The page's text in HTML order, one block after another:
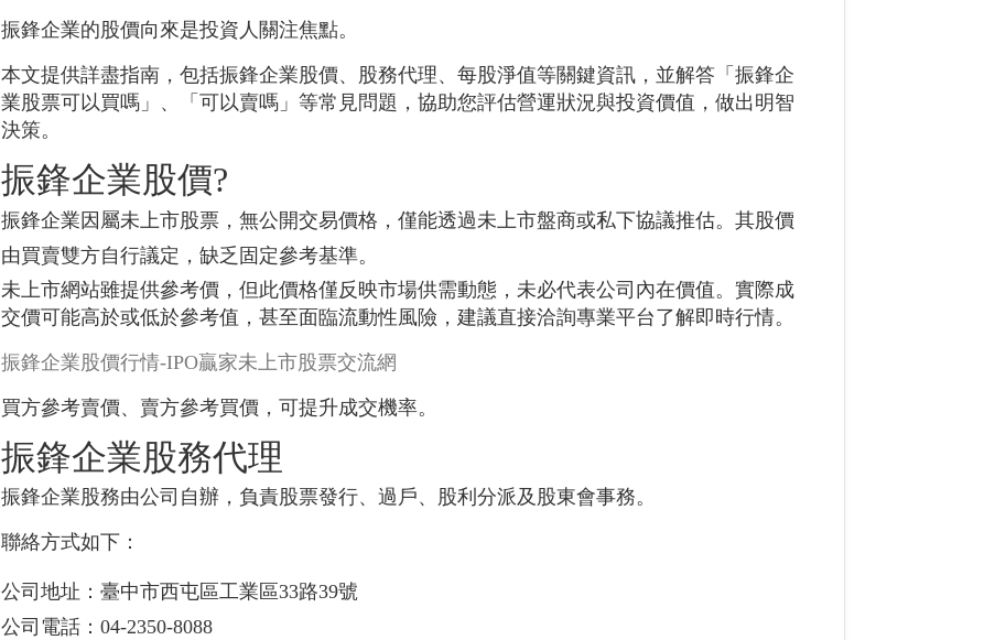
振鋒企業的股價向來是投資人關注焦點。
本文提供詳盡指南，包括振鋒企業股價、股務代理、每股淨值等關鍵資訊，並解答「振鋒企
業股票可以買嗎」、「可以賣嗎」等常見問題，協助您評估營運狀況與投資價值，做出明智
決策。
振鋒企業股價?
振鋒企業因屬未上市股票，無公開交易價格，僅能透過未上市盤商或私下協議推估。其股價
由買賣雙方自行議定，缺乏固定參考基準。
未上市網站雖提供參考價，但此價格僅反映市場供需動態，未必代表公司內在價值。實際成
交價可能高於或低於參考值，甚至面臨流動性風險，建議直接洽詢專業平台了解即時行情。
振鋒企業股價行情-IPO贏家未上市股票交流網
買方參考賣價、賣方參考買價，可提升成交機率。
振鋒企業股務代理
振鋒企業股務由公司自辦，負責股票發行、過戶、股利分派及股東會事務。
聯絡方式如下：
公司地址：臺中市西屯區工業區33路39號
公司電話：04-2350-8088